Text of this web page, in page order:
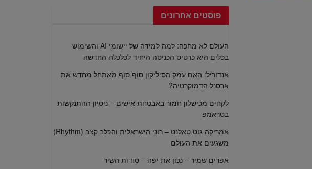
פוסטים אחרונים
העולם לא מחכה: למה למידה של יישומי AI והשימוש
בכלים היא כרטיס הכניסה היחיד לכלכלה החדשה
אנדוריל: האם עמק הסיליקון סוף סוף מאתחל מחדש את
ארסנל הדמוקרטיה?
לקחים מכישלון חמור באבטחת אישים – ניסיון ההתנקשות
בטראמפ
אמריקה גוט טאלנט – רוני הישראלית והכלב קצב (Rhythm)
משגעים את העולם
אפרים שמיר – נכון את יפה – סודות השיר